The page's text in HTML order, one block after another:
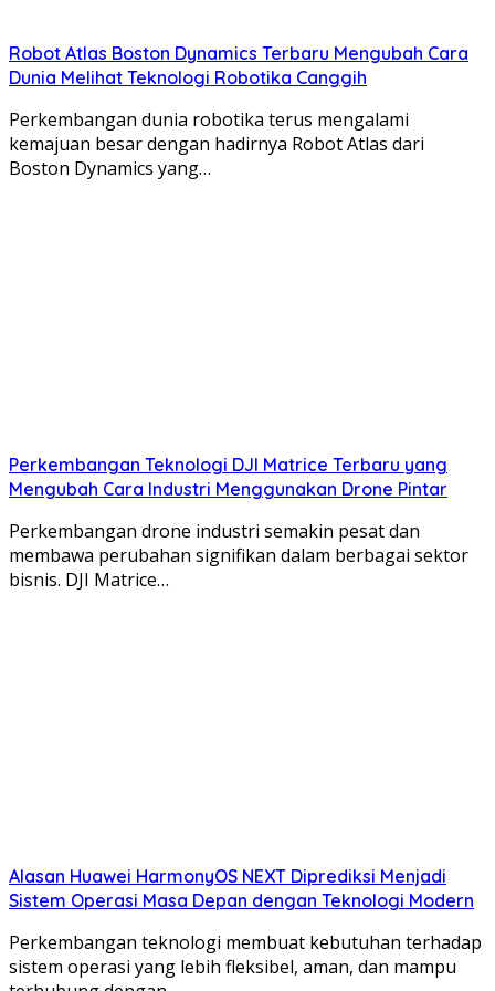
Robot Atlas Boston Dynamics Terbaru Mengubah Cara
Dunia Melihat Teknologi Robotika Canggih
Perkembangan dunia robotika terus mengalami
kemajuan besar dengan hadirnya Robot Atlas dari
Boston Dynamics yang…
Perkembangan Teknologi DJI Matrice Terbaru yang
Mengubah Cara Industri Menggunakan Drone Pintar
Perkembangan drone industri semakin pesat dan
membawa perubahan signifikan dalam berbagai sektor
bisnis. DJI Matrice…
Alasan Huawei HarmonyOS NEXT Diprediksi Menjadi
Sistem Operasi Masa Depan dengan Teknologi Modern
Perkembangan teknologi membuat kebutuhan terhadap
sistem operasi yang lebih fleksibel, aman, dan mampu